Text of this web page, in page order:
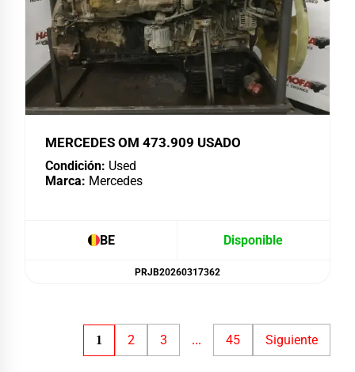
MERCEDES OM 473.909 USADO
Condición: Used
Marca: Mercedes
BE Disponible
PRJB20260317362
1 2 3 ... 45 Siguiente